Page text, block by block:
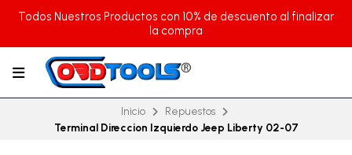
Todos Nuestros Productos con 10% de descuento al finalizar
la compra
Inicio
Repuestos
Terminal Direccion Izquierdo Jeep Liberty 02-07